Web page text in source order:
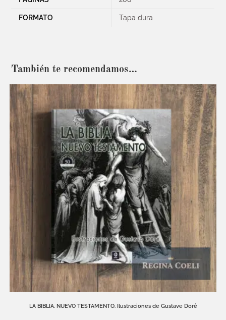
FORMATO Tapa dura
También te recomendamos…
LA BIBLIA. NUEVO TESTAMENTO. Ilustraciones de Gustave Doré